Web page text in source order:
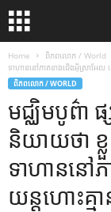
Home ពិភពលោក / World
ទាហាននៅភាគខាងជើងអ៊ីស្រាអែល
ពិភពលោក / WORLD
មជ្ឈិមបូព៌ា
និយាយថា
ទាហាននៅ
យន្តហោះគ្ម